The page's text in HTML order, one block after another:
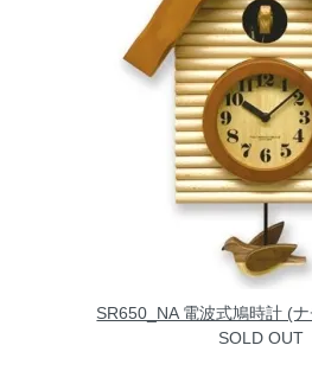
SR650_NA 電波式鳩時計 (
SOLD OUT